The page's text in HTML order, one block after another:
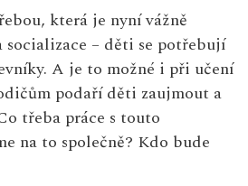
která je nyní vážně
socializace – děti se potřebují
A je to možné i při učení
podaří děti zaujmout a
třeba práce s touto
na to společně? Kdo bude